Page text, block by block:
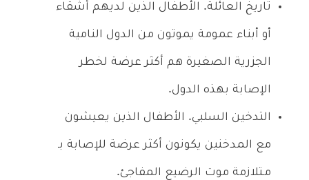
تاريخ العائلة. الأطفال الذين لديهم أشقاء
أو أبناء عمومة يموتون من الدول النامية
الجزرية الصغيرة هم أكثر عرضة لخطر
الإصابة بهذه الدول.
التدخين السلبي. الأطفال الذين يعيشون
مع المدخنين يكونون أكثر عرضة للإصابة بـ
مـتلازمة موت الرضيع المفاجئ.